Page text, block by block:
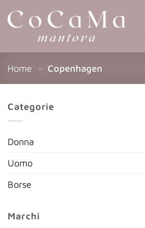
Home » Copenhagen
Categorie
Donna
Uomo
Borse
Marchi